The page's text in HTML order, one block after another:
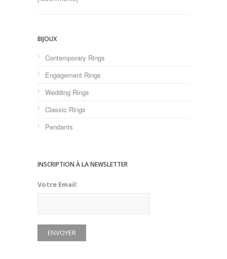
BIJOUX
Contemporary Rings
Engagement Rings
Wedding Rings
Classic Rings
Pendants
INSCRIPTION À LA NEWSLETTER
Votre Email: